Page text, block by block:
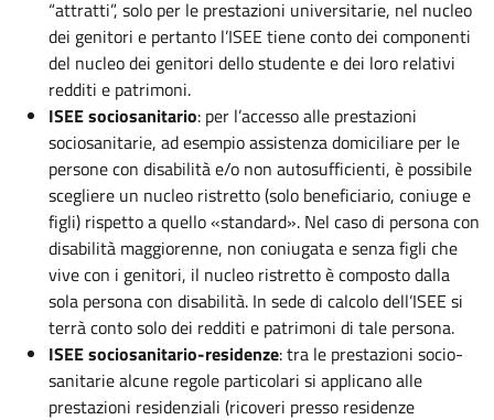
“attratti”, solo per le prestazioni universitarie, nel nucleo
dei genitori e pertanto l’ISEE tiene conto dei componenti
del nucleo dei genitori dello studente e dei loro relativi
redditi e patrimoni.
ISEE sociosanitario: per l’accesso alle prestazioni
sociosanitarie, ad esempio assistenza domiciliare per le
persone con disabilità e/o non autosufficienti, è possibile
scegliere un nucleo ristretto (solo beneficiario, coniuge e
figli) rispetto a quello «standard». Nel caso di persona con
disabilità maggiorenne, non coniugata e senza figli che
vive con i genitori, il nucleo ristretto è composto dalla
sola persona con disabilità. In sede di calcolo dell’ISEE si
terrà conto solo dei redditi e patrimoni di tale persona.
ISEE sociosanitario-residenze: tra le prestazioni socio-
sanitarie alcune regole particolari si applicano alle
prestazioni residenziali (ricoveri presso residenze